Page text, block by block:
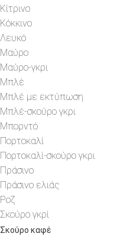
Κίτρινο
Κόκκινο
Λευκό
Μαύρο
Μαύρο-γκρι
Μπλέ
Μπλέ με εκτύπωση
Μπλέ-σκούρο γκρι
Μπορντό
Πορτοκαλί
Πορτοκαλί-σκούρο γκρι
Πράσινο
Πράσινο ελιάς
Ροζ
Σκούρο γκρί
Σκούρο καφέ